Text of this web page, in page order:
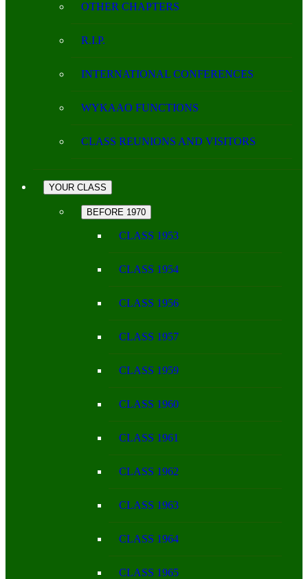
OTHER CHAPTERS
R.I.P.
INTERNATIONAL CONFERENCES
WYKAAO FUNCTIONS
CLASS REUNIONS AND VISITORS
YOUR CLASS
BEFORE 1970
CLASS 1953
CLASS 1954
CLASS 1956
CLASS 1957
CLASS 1959
CLASS 1960
CLASS 1961
CLASS 1962
CLASS 1963
CLASS 1964
CLASS 1965